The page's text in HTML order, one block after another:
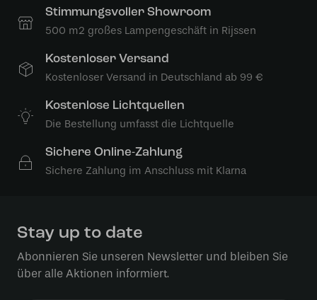
Stimmungsvoller Showroom
500 m2 großes Lampengeschäft in Rijssen
Kostenloser Versand
Kostenloser Versand in Deutschland ab 99 €
Kostenlose Lichtquellen
Die Bestellung umfasst die Lichtquelle
Sichere Online-Zahlung
Sichere Zahlung im Anschluss mit Klarna
Stay up to date
Abonnieren Sie unseren Newsletter und bleiben Sie
über alle Aktionen informiert.